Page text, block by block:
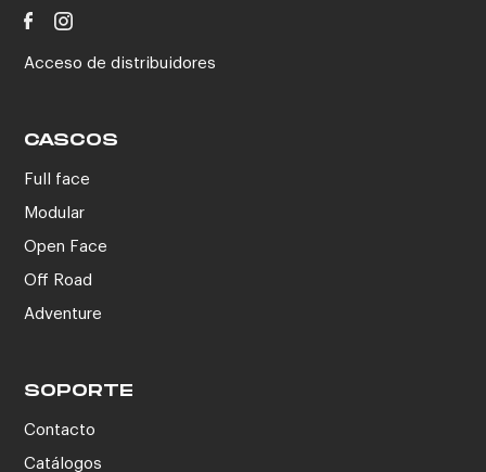
Acceso de distribuidores
CASCOS
Full face
Modular
Open Face
Off Road
Adventure
SOPORTE
Contacto
Catálogos